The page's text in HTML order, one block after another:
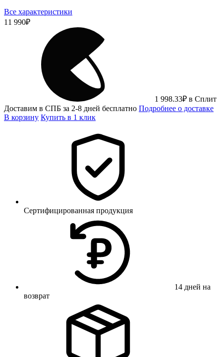
Все характеристики
11 990₽
1 998.33₽ в Сплит
Доставим в СПБ за 2-8 дней бесплатно Подробнее о доставке
В корзину Купить в 1 клик
Сертифицированная продукция
14 дней на
возврат